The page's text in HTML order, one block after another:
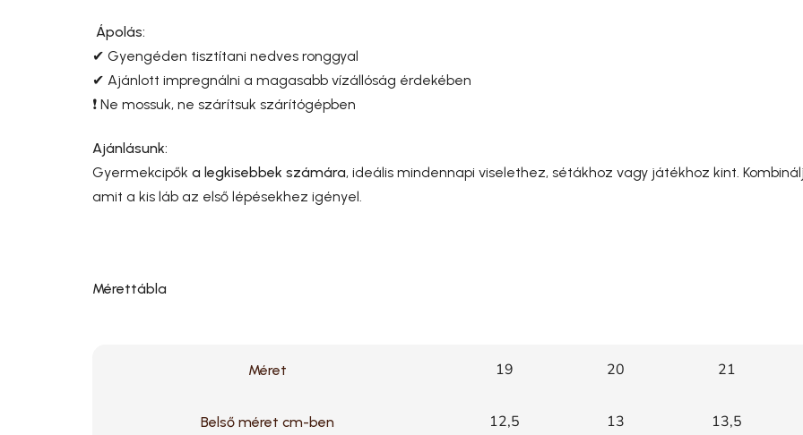
Ápolás:
✔ Gyengéden tisztítani nedves ronggyal
✔ Ajánlott impregnálni a magasabb vízállóság érdekében
❗ Ne mossuk, ne szárítsuk szárítógépben
Ajánlásunk:
Gyermekcipők a legkisebbek számára, ideális mindennapi viselethez, sétákhoz vagy játékhoz kint.
amit a kis láb az első lépésekhez igényel.
Mérettábla
Méret 19 20 21
Belső méret cm-ben 12,5 13 13,5